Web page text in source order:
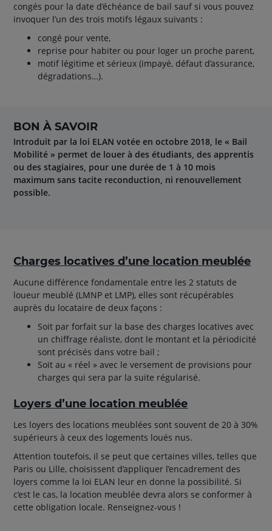
congés pour la date d’échéance de bail sauf si vous pouvez
invoquer l’un des trois motifs légaux suivants :
congé pour vente,
reprise pour habiter ou pour loger un proche parent,
motif légitime et sérieux (impayé, défaut d’assurance,
dégradations…).
BON À SAVOIR
Introduit par la loi ELAN votée en octobre 2018, le « Bail
Mobilité » permet de louer à des étudiants, des apprentis
ou des stagiaires, pour une durée de 1 à 10 mois
maximum sans tacite reconduction, ni renouvellement
possible.
Charges locatives d’une location meublée
Aucune différence fondamentale entre les 2 statuts de
loueur meublé (LMNP et LMP), elles sont récupérables
auprès du locataire de deux façons :
Soit par forfait sur la base des charges locatives avec
un chiffrage réaliste, dont le montant et la périodicité
sont précisés dans votre bail ;
Soit au « réel » avec le versement de provisions pour
charges qui sera par la suite régularisé.
Loyers d’une location meublée
Les loyers des locations meublées sont souvent de 20 à 30%
supérieurs à ceux des logements loués nus.
Attention toutefois, il se peut que certaines villes, telles que
Paris ou Lille, choisissent d’appliquer l’encadrement des
loyers comme la loi ELAN leur en donne la possibilité. Si
c’est le cas, la location meublée devra alors se conformer à
cette obligation locale. Renseignez-vous !